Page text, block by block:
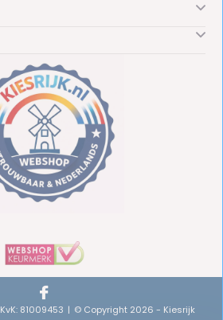
KvK: 81009453 © Copyright 2026 - Kiesrijk